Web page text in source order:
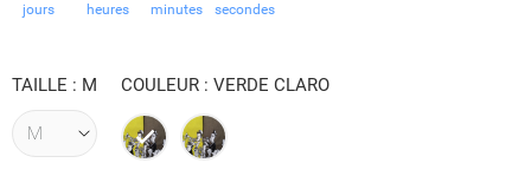
jours heures minutes secondes
TAILLE : M COULEUR : VERDE CLARO
verde verde